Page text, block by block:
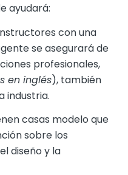
ayudará:
con una
se asegurará de
profesionales,
en inglés), también
industria.
casas modelo que
sobre los
diseño y la